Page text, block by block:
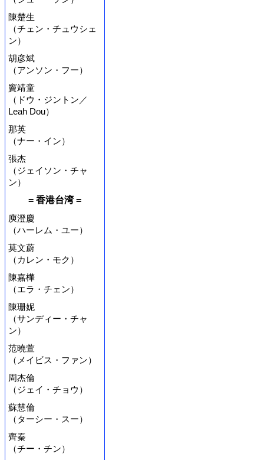
陳楚生
（チェン・チュウシェ
ン）
胡彦斌
（アンソン・フー）
竇靖童
（ドウ・ジントン／
Leah Dou）
那英
（ナー・イン）
張杰
（ジェイソン・チャ
ン）
= 香港台湾 =
庾澄慶
（ハーレム・ユー）
莫文蔚
（カレン・モク）
陳嘉樺
（エラ・チェン）
陳珊妮
（サンディー・チャ
ン）
范曉萱
（メイビス・ファン）
周杰倫
（ジェイ・チョウ）
蘇慧倫
（ターシー・スー）
齊秦
（チー・チン）